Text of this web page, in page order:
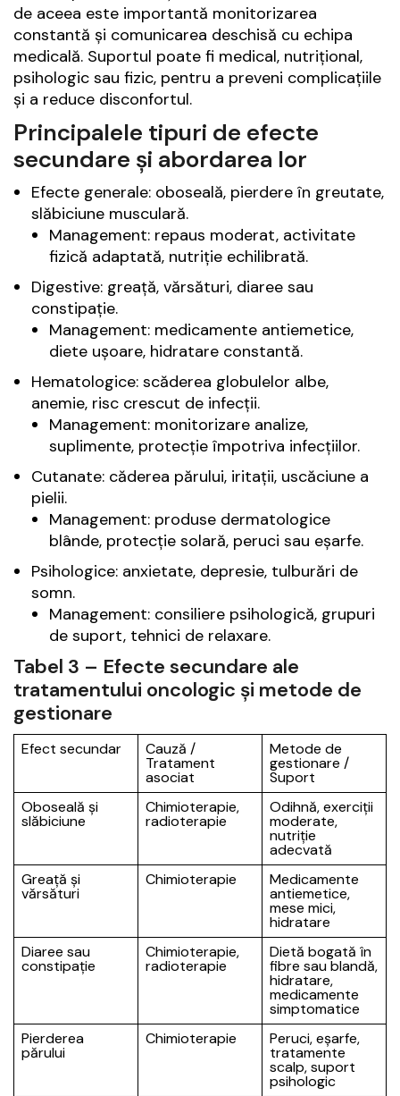
de aceea este importantă monitorizarea
constantă și comunicarea deschisă cu echipa
medicală. Suportul poate fi medical, nutrițional,
psihologic sau fizic, pentru a preveni complicațiile
și a reduce disconfortul.
Principalele tipuri de efecte
secundare și abordarea lor
Efecte generale: oboseală, pierdere în greutate,
slăbiciune musculară.
Management: repaus moderat, activitate
fizică adaptată, nutriție echilibrată.
Digestive: greață, vărsături, diaree sau
constipație.
Management: medicamente antiemetice,
diete ușoare, hidratare constantă.
Hematologice: scăderea globulelor albe,
anemie, risc crescut de infecții.
Management: monitorizare analize,
suplimente, protecție împotriva infecțiilor.
Cutanate: căderea părului, iritații, uscăciune a
pielii.
Management: produse dermatologice
blânde, protecție solară, peruci sau eșarfe.
Psihologice: anxietate, depresie, tulburări de
somn.
Management: consiliere psihologică, grupuri
de suport, tehnici de relaxare.
Tabel 3 – Efecte secundare ale
tratamentului oncologic și metode de
gestionare
Efect secundar Cauză /
Tratament
asociat
Metode de
gestionare /
Suport
Oboseală și
slăbiciune
Chimioterapie,
radioterapie
Odihnă, exerciții
moderate,
nutriție
adecvată
Greață și
vărsături
Chimioterapie Medicamente
antiemetice,
mese mici,
hidratare
Diaree sau
constipație
Chimioterapie,
radioterapie
Dietă bogată în
fibre sau blandă,
hidratare,
medicamente
simptomatice
Pierderea
părului
Chimioterapie Peruci, eșarfe,
tratamente
scalp, suport
psihologic